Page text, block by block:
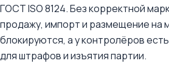
ГОСТ ISO 8124. Без корректной
продажу, импорт и размещение на
блокируются, а у контролёров
для штрафов и изъятия партии.